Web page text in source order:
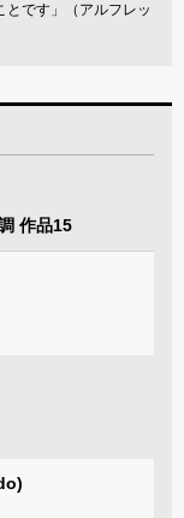
です」（アルフレッ
作品15